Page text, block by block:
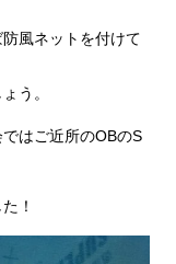
風ネットを付けて
う。
はご近所のOBのS
！